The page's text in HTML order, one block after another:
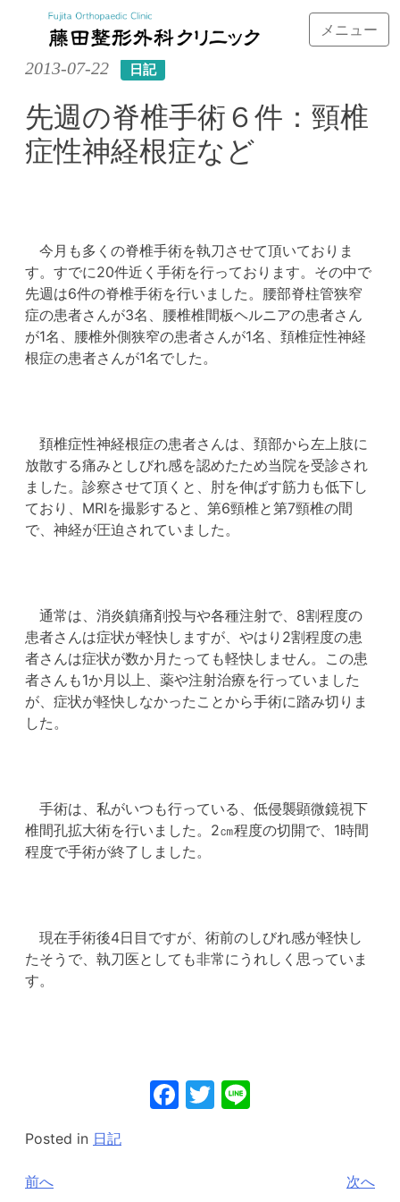
メニュー
2013-07-22 日記
先週の脊椎手術６件：頸椎
症性神経根症など
今月も多くの脊椎手術を執刀させて頂いておりま
す。すでに20件近く手術を行っております。その中で
先週は6件の脊椎手術を行いました。腰部脊柱管狭窄
症の患者さんが3名、腰椎椎間板ヘルニアの患者さん
が1名、腰椎外側狭窄の患者さんが1名、頚椎症性神経
根症の患者さんが1名でした。
頚椎症性神経根症の患者さんは、頚部から左上肢に
放散する痛みとしびれ感を認めたため当院を受診され
ました。診察させて頂くと、肘を伸ばす筋力も低下し
ており、MRIを撮影すると、第6頸椎と第7頸椎の間
で、神経が圧迫されていました。
通常は、消炎鎮痛剤投与や各種注射で、8割程度の
患者さんは症状が軽快しますが、やはり2割程度の患
者さんは症状が数か月たっても軽快しません。この患
者さんも1か月以上、薬や注射治療を行っていました
が、症状が軽快しなかったことから手術に踏み切りま
した。
手術は、私がいつも行っている、低侵襲顕微鏡視下
椎間孔拡大術を行いました。2㎝程度の切開で、1時間
程度で手術が終了しました。
現在手術後4日目ですが、術前のしびれ感が軽快し
たそうで、執刀医としても非常にうれしく思っていま
す。
Facebook
Twitter
Posted in 日記
投
前へ 次へ